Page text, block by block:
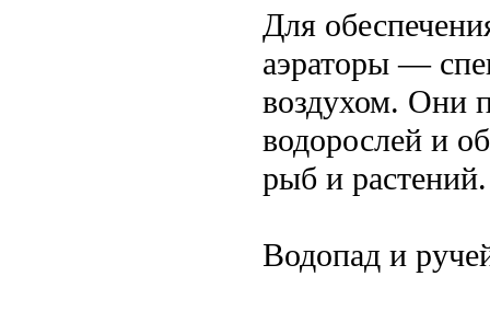
Для
аэраторы —
воздухом. Они
водорослей и
рыб и растений.
Водопад и